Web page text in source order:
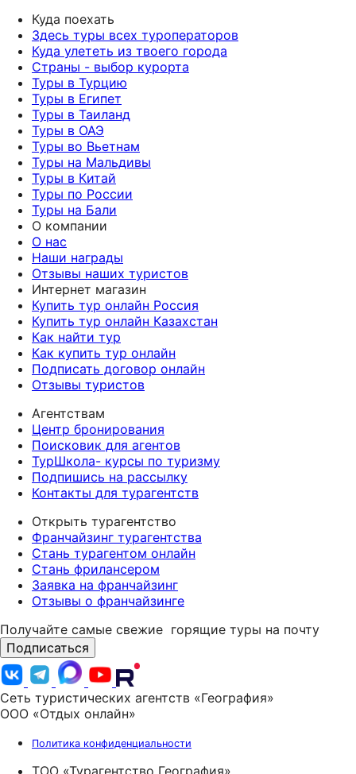
Куда поехать
Здесь туры всех туроператоров
Куда улететь из твоего города
Страны - выбор курорта
Туры в Турцию
Туры в Египет
Туры в Таиланд
Туры в ОАЭ
Туры во Вьетнам
Туры на Мальдивы
Туры в Китай
Туры по России
Туры на Бали
О компании
О нас
Наши награды
Отзывы наших туристов
Интернет магазин
Купить тур онлайн Россия
Купить тур онлайн Казахстан
Как найти тур
Как купить тур онлайн
Подписать договор онлайн
Отзывы туристов
Агентствам
Центр бронирования
Поисковик для агентов
ТурШкола- курсы по туризму
Подпишись на рассылку
Контакты для турагентств
Открыть турагентство
Франчайзинг турагентства
Стань турагентом онлайн
Стань фрилансером
Заявка на франчайзинг
Отзывы о франчайзинге
Получайте самые свежие горящие туры на почту
Подписаться
Сеть туристических агентств «География»
ООО «Отдых онлайн»
Политика конфиденциальности